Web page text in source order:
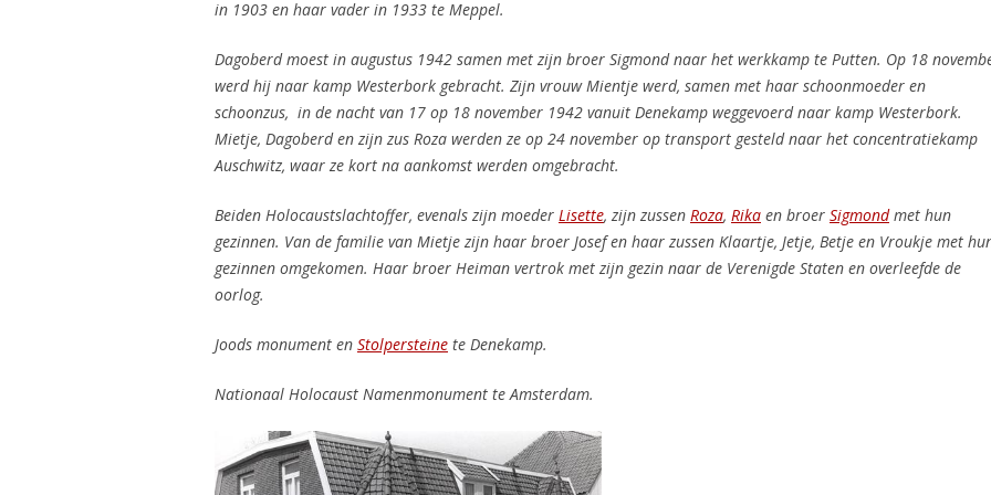
in 1903 en haar vader in 1933 te Meppel.
Dagoberd moest in augustus 1942 samen met zijn broer Sigmond naar het werkkamp te Putten. Op 18
werd hij naar kamp Westerbork gebracht. Zijn vrouw Mientje werd, samen met haar schoonmoeder en
schoonzus, in de nacht van 17 op 18 november 1942 vanuit Denekamp weggevoerd naar kamp Westerbork.
Mietje, Dagoberd en zijn zus Roza werden ze op 24 november op transport gesteld naar het concentratiekamp
Auschwitz, waar ze kort na aankomst werden omgebracht.
Beiden Holocaustslachtoffer, evenals zijn moeder Lisette, zijn zussen Roza, Rika en broer Sigmondmet hun
gezinnen. Van de familie van Mietje zijn haar broer Josefen haar zussen Klaartje, Jetje, Betje en Vroukje met
gezinnen omgekomen. Haar broer Heiman vertrok met zijn gezin naar de Verenigde Staten en overleefde de
oorlog.
Joods monument en Stolpersteine te Denekamp.
Nationaal Holocaust Namenmonument te Amsterdam.